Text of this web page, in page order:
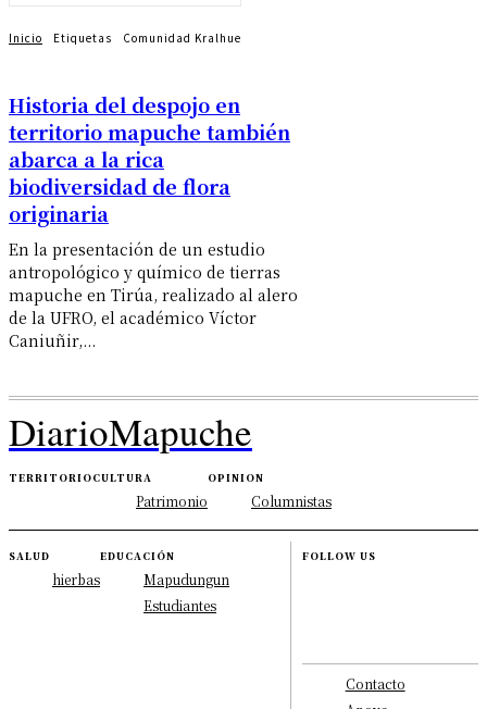
Historia del despojo en
territorio mapuche también
abarca a la rica
biodiversidad de flora
originaria
En la presentación de un estudio
antropológico y químico de tierras
mapuche en Tirúa, realizado al alero
de la UFRO, el académico Víctor
Caniuñir,...
Inicio Etiquetas Comunidad Kralhue
DiarioMapuche
TERRITORIOCULTURA
Patrimonio
OPINION
Columnistas
SALUD
hierbas
EDUCACIÓN
Mapudungun
Estudiantes
FOLLOW US
Contacto